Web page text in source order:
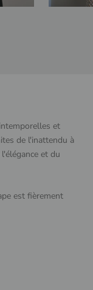
et
de l'inattendu à
et du
est fièrement